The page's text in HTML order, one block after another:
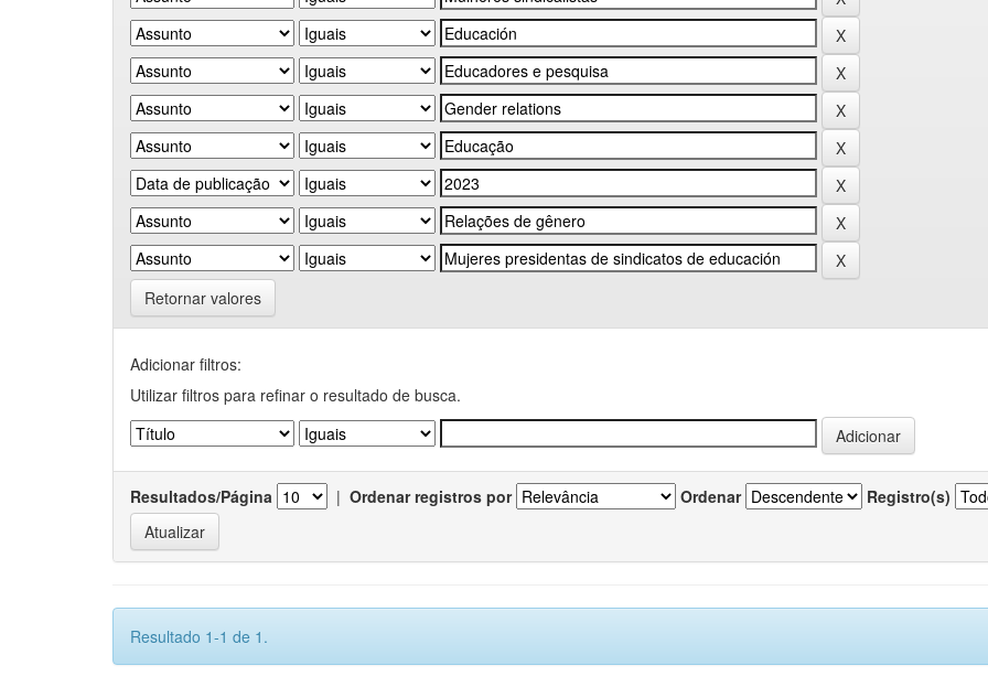
Retornar valores
Adicionar filtros:
Utilizar filtros para refinar o resultado de busca.
Resultados/Página | Ordenar registros por Ordenar Registro(s)
Resultado 1-1 de 1.